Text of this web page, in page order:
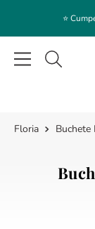
⭐️
Caută
Buchete
CĂUTĂRI
trandafir